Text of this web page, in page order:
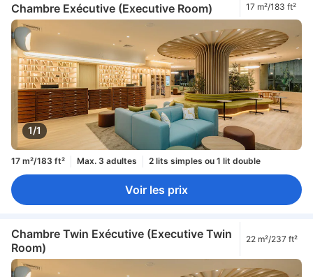
Chambre Exécutive (Executive Room) 17 m²/183 ft²
1/1
17 m²/183 ft² Max. 3 adultes 2 lits simples ou 1 lit double
Voir les prix
Chambre Twin Exécutive (Executive Twin
Room)
22 m²/237 ft²